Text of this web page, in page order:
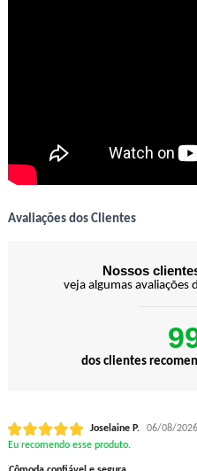
Avaliações dos Clientes
Nossos
veja algumas avaliações
dos clientes
Joselaine P.
06/08/2026
Eu recomendo esse produto.